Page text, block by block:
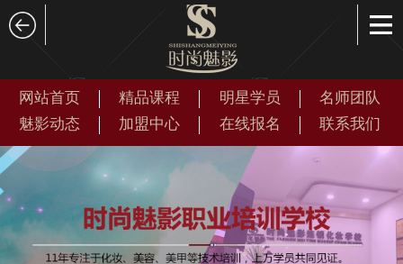
网站首页 精品课程 明星学员
名师团队
魅影动态
加盟中心 在线报名 联系我们